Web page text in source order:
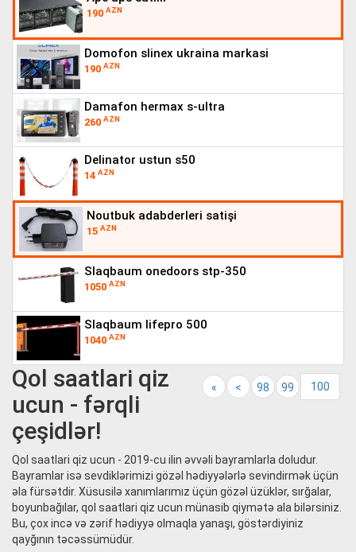
190 AZN
domofon slinex ukraina markasi
190 AZN
damafon hermax s-ultra
260 AZN
delinator ustun s50
14 AZN
noutbuk adabderleri satişi
15 AZN
slaqbaum onedoors stp-350
1050 AZN
slaqbaum lifepro 500
1040 AZN
« < 98 99 100
Qol saatlari qiz
ucun - fərqli
çeşidlər!
Qol saatlari qiz ucun - 2019-cu ilin əvvəli bayramlarla doludur.
Bayramlar isə sevdiklərimizi gözəl hədiyyələrlə sevindirmək üçün
əla fürsətdir. Xüsusilə xanımlarımız üçün gözəl üzüklər, sırğalar,
boyunbağılar, qol saatlari qiz ucun münasib qiymətə ala bilərsiniz.
Bu, çox incə və zərif hədiyyə olmaqla yanaşı, göstərdiyiniz
qayğının təcəssümüdür.